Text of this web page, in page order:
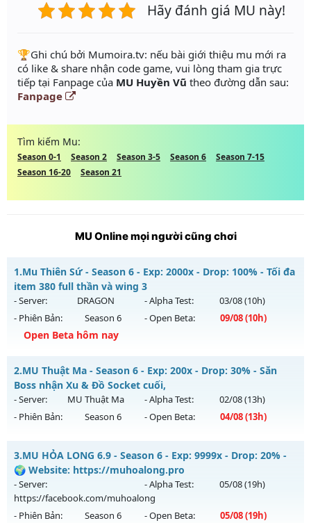
Hãy đánh giá MU này!
️🏆Ghi chú bởi Mumoira.tv: nếu bài giới thiệu mu mới ra
có like & share nhận code game, vui lòng tham gia trực
tiếp tại Fanpage của MU Huyền Vũ theo đường dẫn sau:
Fanpage
Tìm kiếm Mu:
Season 0-1 Season 2 Season 3-5 Season 6
Season 7-15
Season 16-20
Season 21
MU Online mọi người cũng chơi
1.Mu Thiên Sứ - Season 6 - Exp: 2000x - Drop: 100% - Tối đa
item 380 full thần và wing 3
- Server: DRAGON - Alpha Test: 03/08(10h)
- Phiên Bản:
Season 6 - Open Beta: 09/08(10h)
Open Beta hôm nay
Mu Thiên Sứ - Tối đa item 380 full thần và wing 3
Mu mới ra tháng 08 2026 - Mở máy chủ
ngày 09/08/2626
Exp: 2000x - Drop: 100%
Thể loại: Mu Nguyên bản Webzen
Antihack: sharkguard
2.MU Thuật Ma - Season 6 - Exp: 200x - Drop: 30% - Săn
Boss nhận Xu & Đồ Socket cuối,
- Server: MU Thuật Ma - Alpha Test: 02/08(13h)
- Phiên Bản:
Season 6 - Open Beta: 04/08(13h)
MU Thuật Ma - Săn Boss nhận Xu & Đồ Socket cuối,
Mu mới ra tháng 08 2026 - Mở máy chủ
13h ngày 04/08/2626
Exp: 200x - Drop: 30%
3.MU HỎA LONG 6.9 - Season 6 - Exp: 9999x - Drop: 20% -
🌍 Website: https://muhoalong.pro
- Server:
https://facebook.com/muhoalong
- Alpha Test: 05/08(19h)
- Phiên Bản: Season 6 - Open Beta: 05/08(19h)